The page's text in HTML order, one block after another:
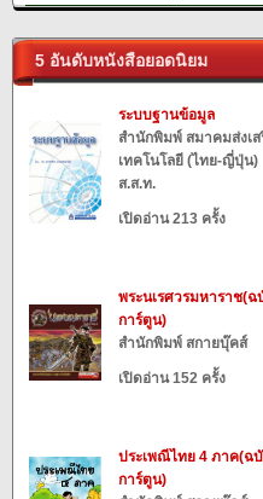
5 อันดับหนังสือยอดนิยม
ระบบฐานข้อมูล
สำนักพิมพ์ สมาคมส่งเส
เทคโนโลยี (ไทย-ญี่ปุ่น)
ส.ส.ท.
เปิดอ่าน 213 ครั้ง
พระนเรศวรมหาราช(ฉ
การ์ตูน)
สำนักพิมพ์ สกายบุ๊คส์
เปิดอ่าน 152 ครั้ง
ประเพณีไทย 4 ภาค(ฉ
การ์ตูน)